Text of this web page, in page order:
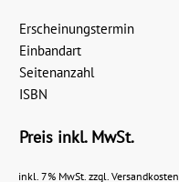
Erscheinungstermin
Einbandart
Seitenanzahl
ISBN
Preis inkl. MwSt.
inkl. 7% MwSt. zzgl. Versandkosten